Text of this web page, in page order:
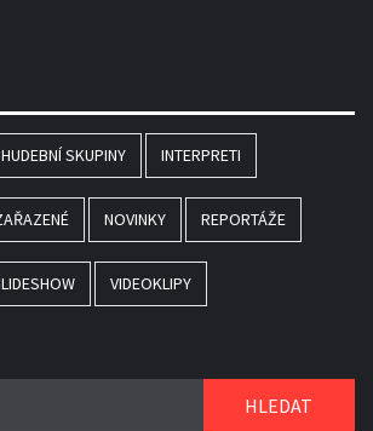
HUDEBNÍ SKUPINY INTERPRETI
NOVINKY REPORTÁŽE
VIDEOKLIPY